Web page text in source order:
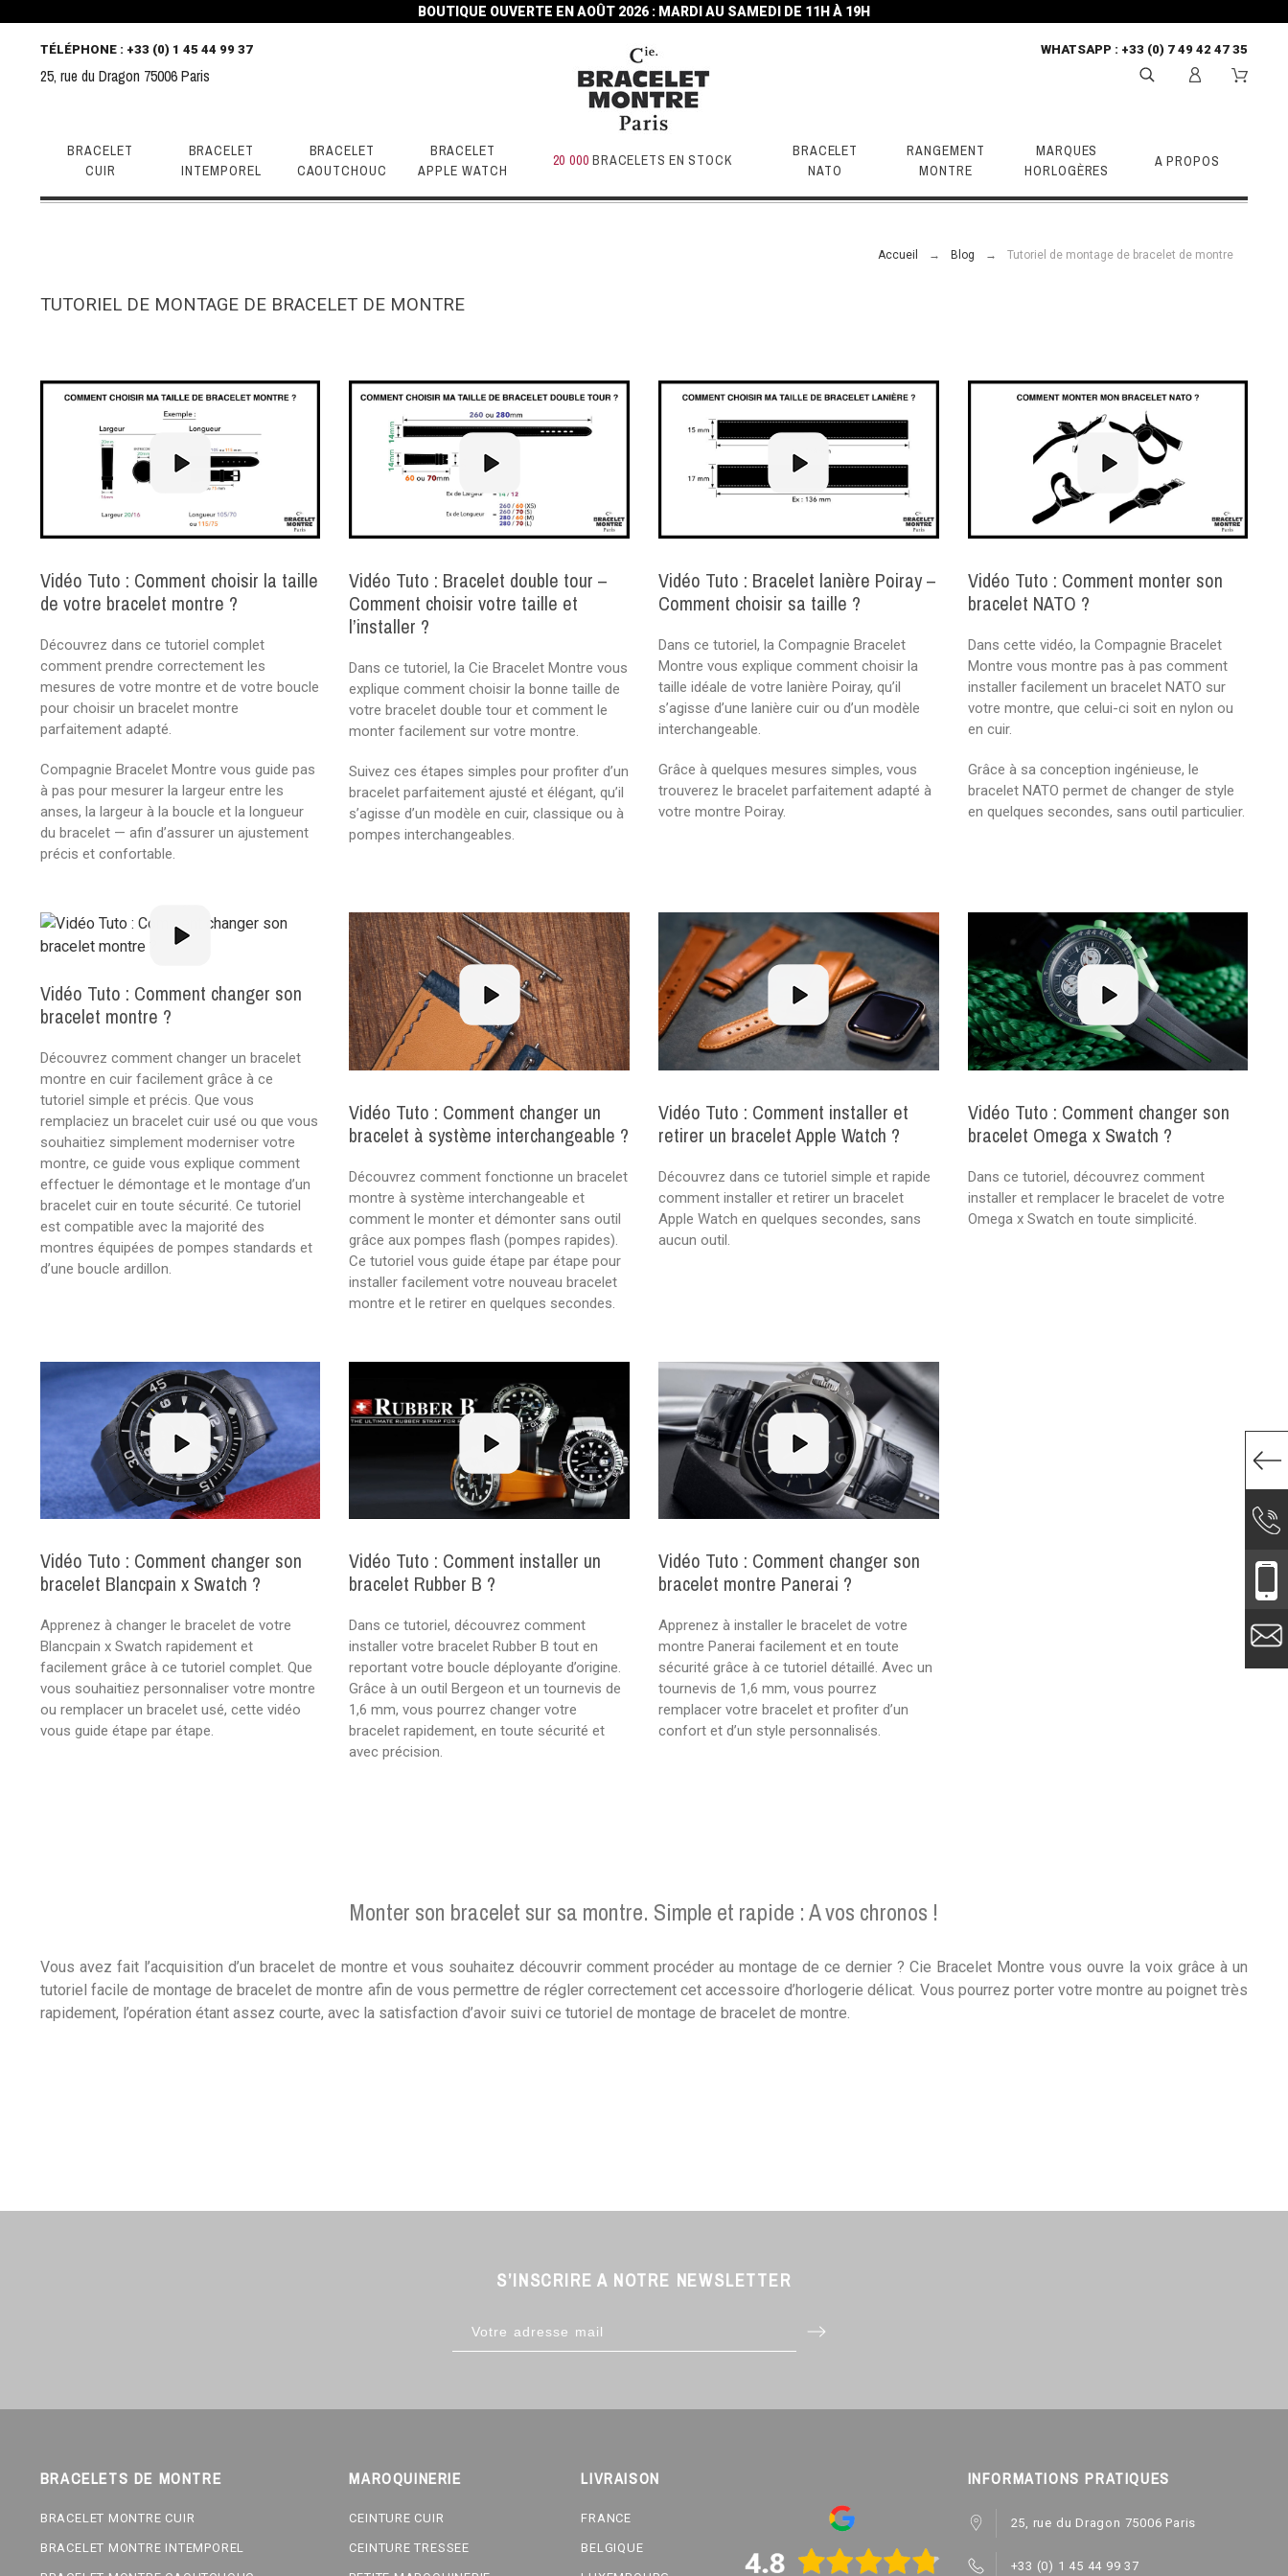
BOUTIQUE OUVERTE EN AOÛT 2026 : MARDI AU SAMEDI DE 11H À 19H
TÉLÉPHONE: +33 (0) 1 45 44 99 37
25, rue du Dragon 75006 Paris
WHATSAPP : +33 (0) 7 49 42 47 35
20 000 BRACELETS EN STOCK
BRACELET
CUIR
BRACELET
INTEMPOREL
BRACELET
CAOUTCHOUC
BRACELET
APPLE WATCH
BRACELET
NATO
RANGEMENT
MONTRE
MARQUES
HORLOGÈRES
A PROPOS
Accueil Blog Tutoriel de montage de bracelet de montre
TUTORIEL DE MONTAGE DE BRACELET DE MONTRE
Vidéo Tuto : Comment choisir la taille
de votre bracelet montre ?
Découvrez dans ce tutoriel complet
comment prendre correctement les
mesures de votre montre et de votre boucle
pour choisir un bracelet montre
parfaitement adapté.
Compagnie Bracelet Montre vous guide pas
à pas pour mesurer la largeur entre les
anses, la largeur à la boucle et la longueur
du bracelet — afin d’assurer un ajustement
précis et confortable.
Vidéo Tuto : Bracelet double tour –
Comment choisir votre taille et
l’installer ?
Dans ce tutoriel, la Cie Bracelet Montre vous
explique comment choisir la bonne taille de
votre bracelet double tour et comment le
monter facilement sur votre montre.
Suivez ces étapes simples pour profiter d’un
bracelet parfaitement ajusté et élégant, qu’il
s’agisse d’un modèle en cuir, classique ou à
pompes interchangeables.
Vidéo Tuto : Bracelet lanière Poiray –
Comment choisir sa taille ?
Dans ce tutoriel, la Compagnie Bracelet
Montre vous explique comment choisir la
taille idéale de votre lanière Poiray, qu’il
s’agisse d’une lanière cuir ou d’un modèle
interchangeable.
Grâce à quelques mesures simples, vous
trouverez le bracelet parfaitement adapté à
votre montre Poiray.
Vidéo Tuto : Comment monter son
bracelet NATO ?
Dans cette vidéo, la Compagnie Bracelet
Montre vous montre pas à pas comment
installer facilement un bracelet NATO sur
votre montre, que celui-ci soit en nylon ou
en cuir.
Grâce à sa conception ingénieuse, le
bracelet NATO permet de changer de style
en quelques secondes, sans outil particulier.
Vidéo Tuto : Comment changer son
bracelet montre ?
Découvrez comment changer un bracelet
montre en cuir facilement grâce à ce
tutoriel simple et précis. Que vous
remplaciez un bracelet cuir usé ou que vous
souhaitiez simplement moderniser votre
montre, ce guide vous explique comment
effectuer le démontage et le montage d’un
bracelet cuir en toute sécurité. Ce tutoriel
est compatible avec la majorité des
montres équipées de pompes standards et
d’une boucle ardillon.
Vidéo Tuto : Comment changer un
bracelet à système interchangeable ?
Découvrez comment fonctionne un bracelet
montre à système interchangeable et
comment le monter et démonter sans outil
grâce aux pompes flash (pompes rapides).
Ce tutoriel vous guide étape par étape pour
installer facilement votre nouveau bracelet
montre et le retirer en quelques secondes.
Vidéo Tuto : Comment installer et
retirer un bracelet Apple Watch ?
Découvrez dans ce tutoriel simple et rapide
comment installer et retirer un bracelet
Apple Watch en quelques secondes, sans
aucun outil.
Vidéo Tuto : Comment changer son
bracelet Omega x Swatch ?
Dans ce tutoriel, découvrez comment
installer et remplacer le bracelet de votre
Omega x Swatch en toute simplicité.
Vidéo Tuto : Comment changer son
bracelet Blancpain x Swatch ?
Apprenez à changer le bracelet de votre
Blancpain x Swatch rapidement et
facilement grâce à ce tutoriel complet. Que
vous souhaitiez personnaliser votre montre
ou remplacer un bracelet usé, cette vidéo
vous guide étape par étape.
Vidéo Tuto : Comment installer un
bracelet Rubber B ?
Dans ce tutoriel, découvrez comment
installer votre bracelet Rubber B tout en
reportant votre boucle déployante d’origine.
Grâce à un outil Bergeon et un tournevis de
1,6 mm, vous pourrez changer votre
bracelet rapidement, en toute sécurité et
avec précision.
Vidéo Tuto : Comment changer son
bracelet montre Panerai ?
Apprenez à installer le bracelet de votre
montre Panerai facilement et en toute
sécurité grâce à ce tutoriel détaillé. Avec un
tournevis de 1,6 mm, vous pourrez
remplacer votre bracelet et profiter d’un
confort et d’un style personnalisés.
Monter son bracelet sur sa montre. Simple et rapide : A vos chronos !
Vous avez fait l’acquisition d’un bracelet de montre et vous souhaitez découvrir comment procéder au montage de ce dernier ? Cie Bracelet Montre vous ouvre la voix grâce à un
tutoriel facile de montage de bracelet de montre afin de vous permettre de régler correctement cet accessoire d’horlogerie délicat. Vous pourrez porter votre montre au poignet très
rapidement, l’opération étant assez courte, avec la satisfaction d’avoir suivi ce tutoriel de montage de bracelet de montre.
S’INSCRIRE A NOTRE NEWSLETTER
BRACELETS DE MONTRE
BRACELET MONTRE CUIR
BRACELET MONTRE INTEMPOREL
MAROQUINERIE
CEINTURE CUIR
CEINTURE TRESSEE
LIVRAISON
FRANCE
BELGIQUE
INFORMATIONS PRATIQUES
25, rue du Dragon 75006 Paris
+33 (0) 1 45 44 99 37